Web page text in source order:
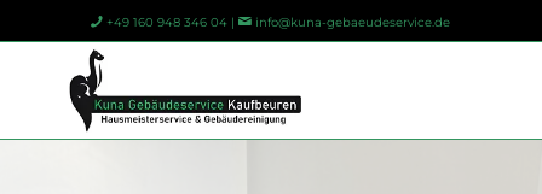
+49 160 948 346 04 | info@kuna-gebaeudeservice.de